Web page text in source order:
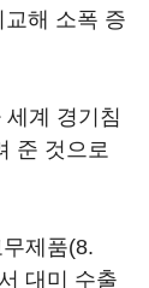
해 소폭 증
계 경기침
준 것으로
제품(8.
대미 수출